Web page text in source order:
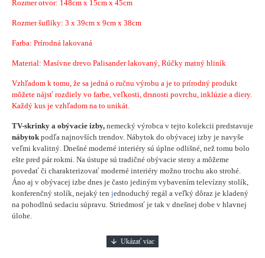
Rozmer otvor: 148cm x 15cm x 45cm
Rozmer šuflíky: 3 x 39cm x 9cm x 38cm
Farba: Prírodná lakovaná
Material: Masívne drevo Palisander lakovaný, Rúčky matný hliník
Vzhľadom k tomu, že sa jedná o ručnu výrobu a je to prírodný produkt
môžete nájsť rozdiely vo farbe, veľkosti, drsnosti povrchu, inklúzie a diery.
Každý kus je vzhľadom na to unikát.
TV-skrinky a obývacie izby, nemecký výrobca v tejto kolekcii predstavuje
nábytok podľa najnovších trendov. Nábytok do obývacej izby je navyše
veľmi kvalitný. Dnešné moderné interiéry sú úplne odlišné, než tomu bolo
ešte pred pár rokmi. Na ústupe sú tradičné obývacie steny a môžeme
povedať či charakterizovať moderné interiéry možno trochu ako strohé.
Áno aj v obývacej izbe dnes je často jediným vybavením televízny stolík,
konferenčný stolík, nejaký ten jednoduchý regál a veľký dôraz je kladený
na pohodlnú sedaciu súpravu. Striedmosť je tak v dnešnej dobe v hlavnej
úlohe.